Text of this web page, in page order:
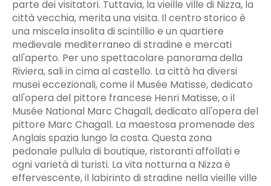
parte dei visitatori. Tuttavia, la vieille ville di Nizza, la
città vecchia, merita una visita. Il centro storico è
una miscela insolita di scintillio e un quartiere
medievale mediterraneo di stradine e mercati
all'aperto. Per uno spettacolare panorama della
Riviera, sali in cima al castello. La città ha diversi
musei eccezionali, come il Musée Matisse, dedicato
all'opera del pittore francese Henri Matisse, o il
Musée National Marc Chagall, dedicato all'opera del
pittore Marc Chagall. La maestosa promenade des
Anglais spazia lungo la costa. Questa zona
pedonale pullula di boutique, ristoranti affollati e
ogni varietà di turisti. La vita notturna a Nizza è
effervescente, il labirinto di stradine nella vieille ville